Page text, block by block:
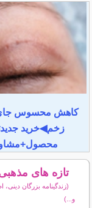
کاهش محسوس جای
زخم◀خرید
تازه های
(زندگینامه بزرگان
و...)